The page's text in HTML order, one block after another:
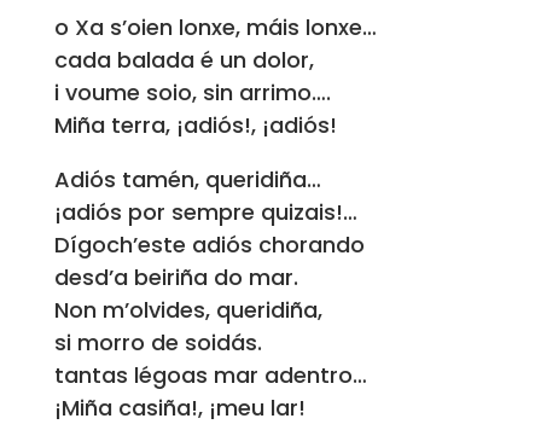
o Xa s’oien lonxe, máis lonxe…
cada balada é un dolor,
i voume soio, sin arrimo….
Miña terra, ¡adiós!, ¡adiós!
Adiós tamén, queridiña…
¡adiós por sempre quizais!…
Dígoch’este adiós chorando
desd’a beiriña do mar.
Non m’olvides, queridiña,
si morro de soidás.
tantas légoas mar adentro…
¡Miña casiña!, ¡meu lar!